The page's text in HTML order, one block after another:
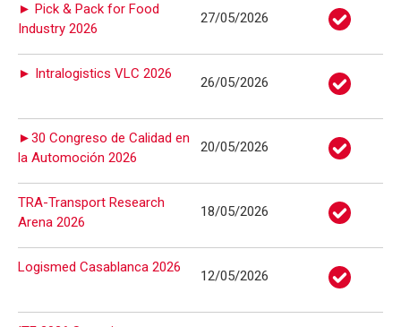
► Pick & Pack for Food
Industry 2026
27/05/2026
► Intralogistics VLC 2026
26/05/2026
►30 Congreso de Calidad en
la Automoción 2026
20/05/2026
TRA-Transport Research
Arena 2026
18/05/2026
Logismed Casablanca 2026
12/05/2026